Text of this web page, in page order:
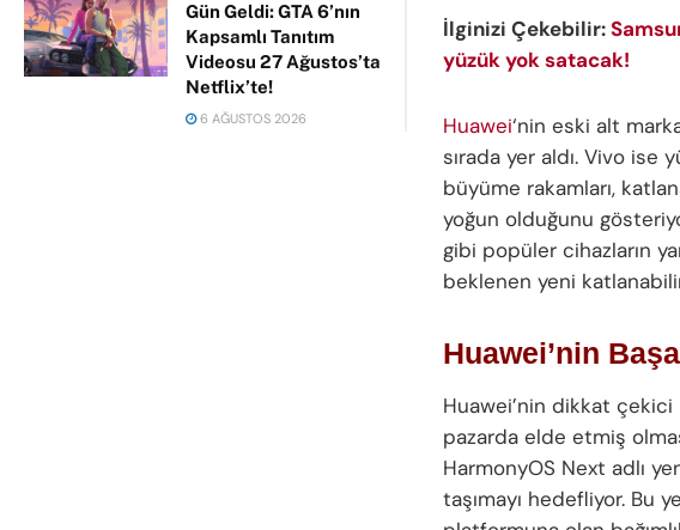
Gün Geldi: GTA 6’nın
Kapsamlı Tanıtım
Videosu 27 Ağustos’ta
Netflix’te!
6 AĞUSTOS 2026
İlginizi Çekebilir:
yüzük yok satacak!
Huawei‘nin eski alt
sırada yer aldı. Vivo ise
büyüme rakamları,
yoğun olduğunu
gibi popüler cihazların
beklenen yeni
Huawei’nin
Huawei’nin dikkat
pazarda elde etmiş
HarmonyOS Next adlı
taşımayı hedefliyor. Bu